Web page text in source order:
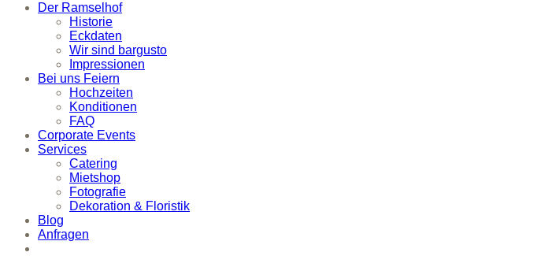
Der Ramselhof
Historie
Eckdaten
Wir sind bargusto
Impressionen
Bei uns Feiern
Hochzeiten
Konditionen
FAQ
Corporate Events
Services
Catering
Mietshop
Fotografie
Dekoration & Floristik
Blog
Anfragen